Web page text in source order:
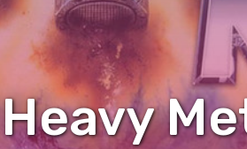
Heavy